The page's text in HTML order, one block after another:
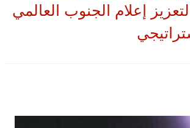
إعلام الجنوب العالمي